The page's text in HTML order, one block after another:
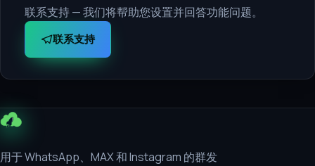
联系支持 — 我们将帮助您设置并回答功能问题。
联系支持
用于 WhatsApp、MAX 和 Instagram 的群发